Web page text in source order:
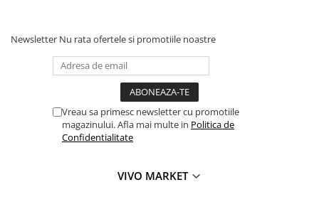
Newsletter Nu rata ofertele si promotiile noastre
Vreau sa primesc newsletter cu promotiile
magazinului. Afla mai multe in Politica de
Confidentialitate
VIVO MARKET